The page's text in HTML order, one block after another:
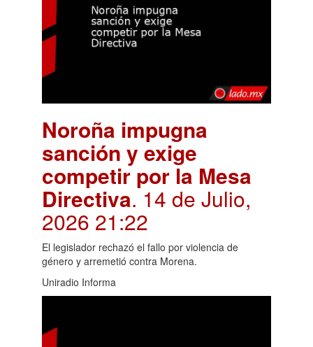
Noroña impugna
sanción y exige
competir por la Mesa
Directiva. 14 de Julio,
2026 21:22
El legislador rechazó el fallo por violencia de
género y arremetió contra Morena.
Uniradio Informa